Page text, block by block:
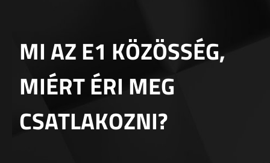
MI AZ E1 KÖZÖSSÉG,
MIÉRT ÉRI MEG
CSATLAKOZNI?